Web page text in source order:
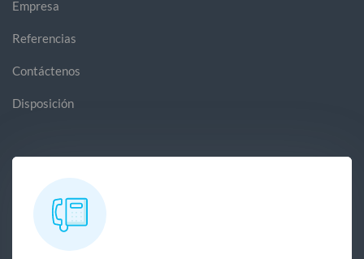
Empresa
Referencias
Contáctenos
Disposición